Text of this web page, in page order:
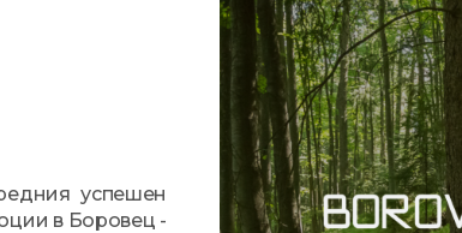
успешен
в Боровец -